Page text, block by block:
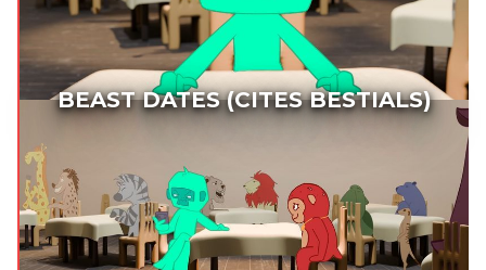
BEAST DATES (CITES BESTIALS)